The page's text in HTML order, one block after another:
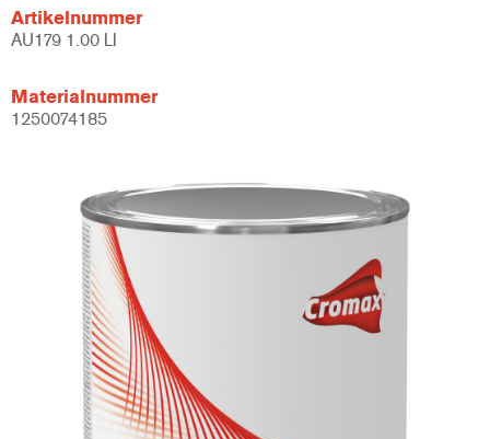
Artikelnummer
AU179 1.00 LI
Materialnummer
1250074185